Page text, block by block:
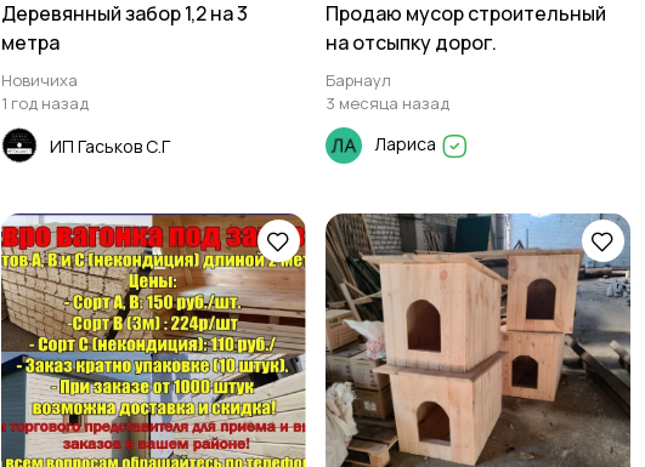
Деревянный забор 1,2 на 3
метра
Новичиха
1 год назад
ИП Гаськов С.Г
Продаю мусор строительный
на отсыпку дорог.
Барнаул
3 месяца назад
Лариса